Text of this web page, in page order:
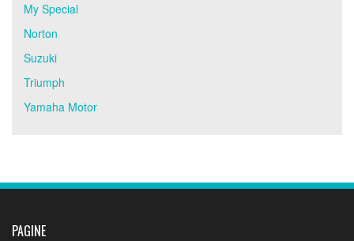
My Special
Norton
Suzuki
Triumph
Yamaha Motor
PAGINE